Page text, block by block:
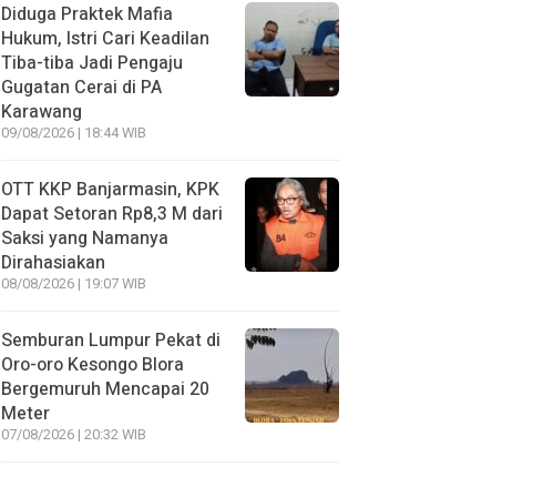
Diduga Praktek Mafia
Hukum, Istri Cari Keadilan
Tiba-tiba Jadi Pengaju
Gugatan Cerai di PA
Karawang
09/08/2026 | 18:44 WIB
OTT KKP Banjarmasin, KPK
Dapat Setoran Rp8,3 M dari
Saksi yang Namanya
Dirahasiakan
08/08/2026 | 19:07 WIB
Semburan Lumpur Pekat di
Oro-oro Kesongo Blora
Bergemuruh Mencapai 20
Meter
07/08/2026 | 20:32 WIB